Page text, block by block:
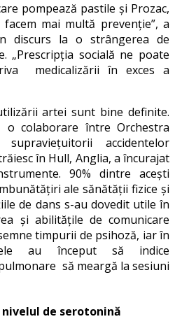
pompează pastile și Prozac,
mai multă prevenție”, a
discurs la o strângerea de
socială ne poate
medicalizării în exces a
artei sunt bine definite.
o colaborare între Orchestra
accidentelor
în Hull, Anglia, a încurajat
90% dintre acești
ale sănătății fizice și
de dans s-au dovedit utile în
și abilitățile de comunicare
timpurii de psihoză, iar în
au început să indice
să meargă la sesiuni
de serotonină